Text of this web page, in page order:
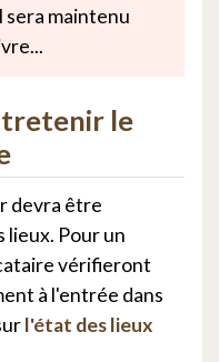
sera maintenu
le
devra être
Pour un
vérifieront
à l'entrée dans
l'état des lieux